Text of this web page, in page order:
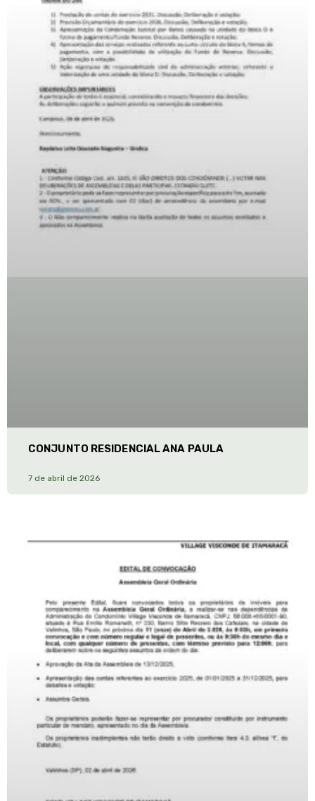
CONJUNTO RESIDENCIAL ANA PAULA
7 de abril de 2026